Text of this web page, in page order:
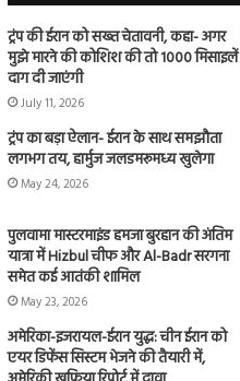
ट्रंप की ईरान को सख्त चेतावनी, कहा- अगर
मुझे मारने की कोशिश की तो 1000 मिसाइलें
दाग दी जाएंगी
July 11, 2026
ट्रंप का बड़ा ऐलान- ईरान के साथ समझौता
लगभग तय, हार्मुज जलडमरूमध्य खुलेगा
May 24, 2026
पुलवामा मास्टरमाइंड हमजा बुरहान की अंतिम
यात्रा में Hizbul चीफ और Al-Badr सरगना
समेत कई आतंकी शामिल
May 23, 2026
अमेरिका-इजरायल-ईरान युद्ध: चीन ईरान को
एयर डिफेंस सिस्टम भेजने की तैयारी में,